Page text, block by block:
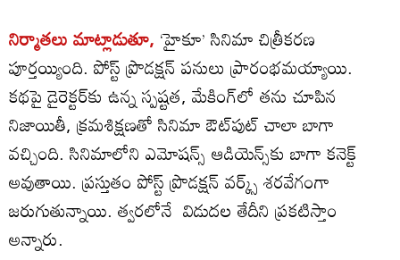
నిర్మాతలు మాట్లాడుతూ, ‘హైకూ’ సినిమా చిత్రీకరణ
పూర్తయ్యింది. పోస్ట్ ప్రొడక్షన్ పనులు ప్రారంభమయ్యాయి.
కథపై డైరెక్టర్‌కు ఉన్న స్పష్టత, మేకింగ్‌లో తను చూపిన
నిజాయితీ, క్రమశిక్షణతో సినిమా ఔట్‌పుట్ చాలా బాగా
వచ్చింది. సినిమాలోని ఎమోషన్స్ ఆడియెన్స్‌కు బాగా కనెక్ట్
అవుతాయి. ప్రస్తుతం పోస్ట్ ప్రొడక్షన్ వర్క్స్ శరవేగంగా
జరుగుతున్నాయి. త్వరలోనే విడుదల తేదీని ప్రకటిస్తాం
అన్నారు.